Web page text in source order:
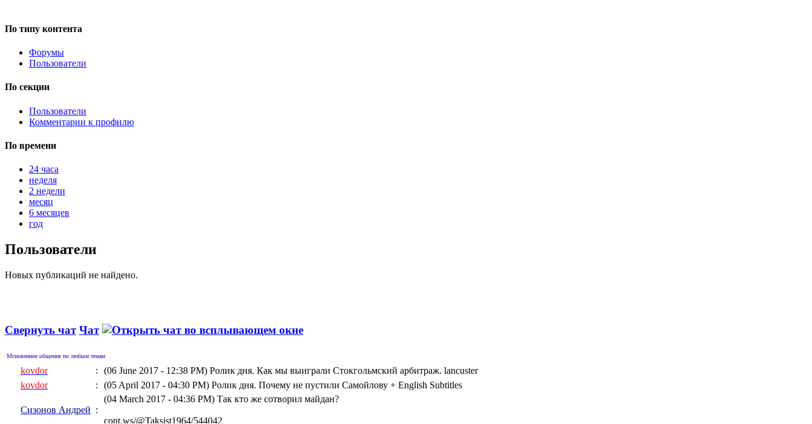
По типу контента
Форумы
Пользователи
По секции
Пользователи
Комментарии к профилю
По времени
24 часа
неделя
2 недели
месяц
6 месяцев
год
Пользователи
Новых публикаций не найдено.
Свернуть чат Чат
Мгновенное общение по любым темам
kovdor : (06 June 2017 - 12:38 PM) Ролик дня. Как мы выиграли Стокгольмский арбитраж. lancuster
kovdor
: (05 April 2017 - 04:30 PM) Ролик дня. Почему не пустили Самойлову + English Subtitles
Сизонов Андрей :
(04 March 2017 - 04:36 PM) Так кто же сотворил майдан?
cont.ws/@Taksist1964/544042